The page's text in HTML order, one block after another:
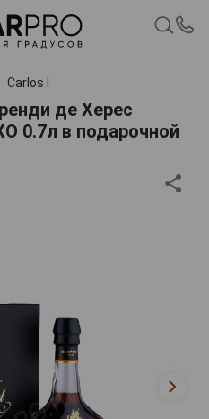
Carlos I
де Херес
0.7л в подарочной